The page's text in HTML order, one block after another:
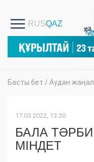
Басты бет / Аудан
17.03.2022, 13:20
БАЛА
МІНДЕТ